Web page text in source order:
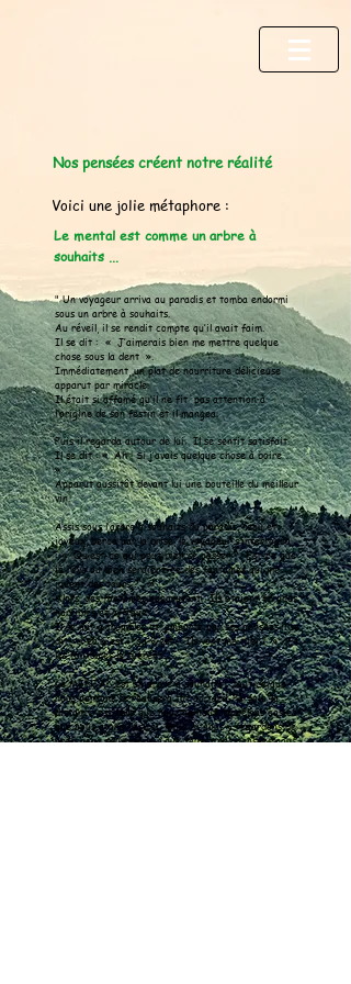
Nos pensées créent notre réalité
Voici une jolie métaphore :
Le mental est comme un arbre à
souhaits ...
" Un voyageur arriva au paradis et tomba endormi
sous un arbre à souhaits.
Au réveil, il se rendit compte qu’il avait faim.
Il se dit : « J’aimerais bien me mettre quelque
chose sous la dent ».
Immédiatement, un plat de nourriture délicieuse
apparut par miracle.
Il était si affamé qu’il ne fit pas attention à
l’origine de son festin et il mangea.
Puis il regarda autour de lui. Il se sentit satisfait.
Il se dit : « Ah ! Si j’avais quelque chose à boire …
».
Apparut aussitôt devant lui une bouteille du meilleur
vin.
Assis sous l’arbre à souhaits du paradis, repu et
joyeux, bercé par la brise, le voyageur s’interrogea
:« Qu’est-ce qui peut bien se passer ?Est-ce que
je rêve ou bien seraient-ce des fantômes qui me
jouent des tours ? »
Alors, des fantômes apparurent. Ils étaient féroces,
horribles et affreux.
Il se mit à trembler et, emporté par ses pensées,il se
dit : « ça y est ! ça y est ! Ils vont me tuer ! »Et
les fantômes le tuèrent.
Le MENTAL est un arbre à souhaits :tout ce que
nous pensons se réalisera tôt ou tard.Parfois, la
distance est telle que nous ne nous rappelons pas ce
que nous avons désiré.Mais, si nous y regardons de
près, nous pouvons voir que toutes nos pensées nous